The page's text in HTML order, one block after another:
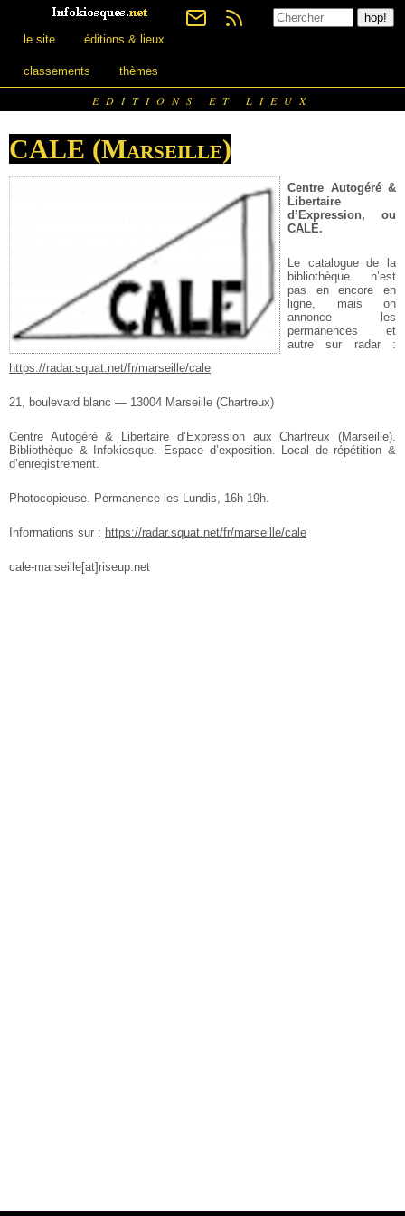
le site éditions & lieux
classements thèmes
EDITIONS ET LIEUX
CALE (Marseille)
Centre Autogéré &
Libertaire
d’Expression, ou
CALE.
Le catalogue de la
bibliothèque n’est
pas en encore en
ligne, mais on
annonce les
permanences et
autre sur radar :
https://radar.squat.net/fr/marseille/cale
21, boulevard blanc — 13004 Marseille (Chartreux)
Centre Autogéré & Libertaire d’Expression aux Chartreux (Marseille).
Bibliothèque & Infokiosque. Espace d’exposition. Local de répétition &
d’enregistrement.
Photocopieuse. Permanence les Lundis, 16h-19h.
Informations sur : https://radar.squat.net/fr/marseille/cale
cale-marseille[at]riseup.net